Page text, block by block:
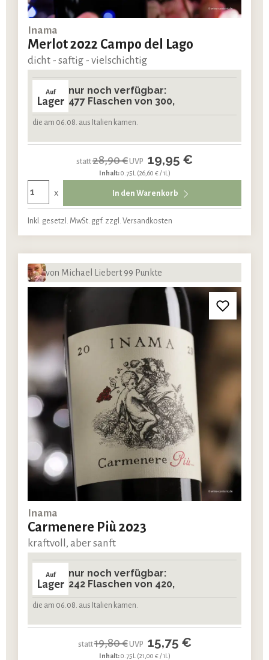
Inama
Merlot 2022 Campo del Lago
dicht - saftig - vielschichtig
Auf
Lager
nur noch verfügbar:
477 Flaschen von 300,
die am 06.08. aus Italien kamen.
statt28,90 €UVP 19,95 €
Inhalt:0.75L (26,60 € / 1L)
x In den Warenkorb
Inkl. gesetzl. MwSt. ggf. zzgl. Versandkosten
von Michael Liebert 99 Punkte
Inama
Carmenere Più 2023
kraftvoll, aber sanft
Auf
Lager
nur noch verfügbar:
242 Flaschen von 420,
die am 06.08. aus Italien kamen.
statt19,80 €UVP 15,75 €
Inhalt:0.75L (21,00 € / 1L)